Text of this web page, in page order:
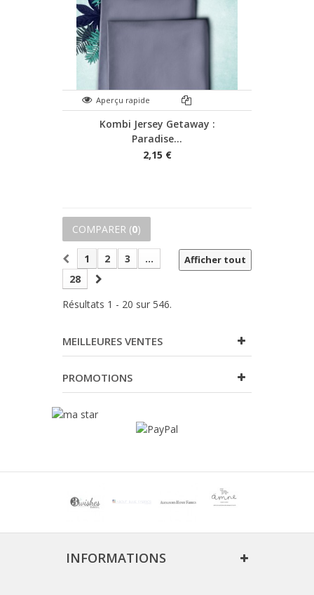
Aperçu rapide
Kombi Jersey Getaway :
Paradise...
2,15 €
COMPARER (0)
Afficher tout
1 2 3
...
28
Résultats 1 - 20 sur 546.
MEILLEURES VENTES
PROMOTIONS
INFORMATIONS